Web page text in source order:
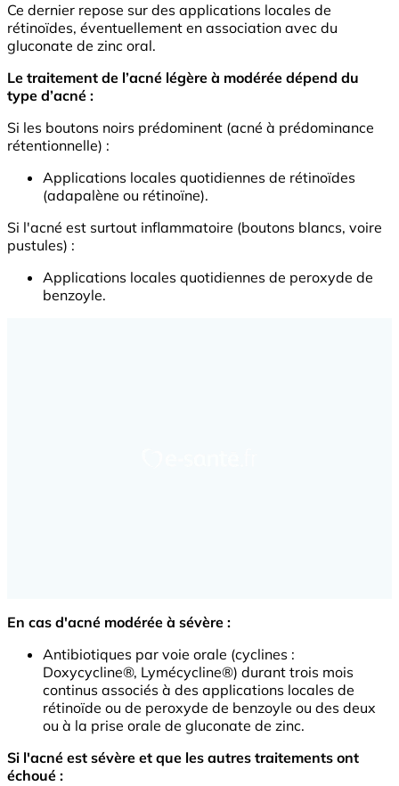
Ce dernier repose sur des applications locales de
rétinoïdes, éventuellement en association avec du
gluconate de zinc oral.
Le traitement de l’acné légère à modérée dépend du
type d’acné :
Si les boutons noirs prédominent (acné à prédominance
rétentionnelle) :
Applications locales quotidiennes de rétinoïdes
(adapalène ou rétinoïne).
Si l'acné est surtout inflammatoire (boutons blancs, voire
pustules) :
Applications locales quotidiennes de peroxyde de
benzoyle.
En cas d'acné modérée à sévère :
Antibiotiques par voie orale (cyclines :
Doxycycline®, Lymécycline®) durant trois mois
continus associés à des applications locales de
rétinoïde ou de peroxyde de benzoyle ou des deux
ou à la prise orale de gluconate de zinc.
Si l'acné est sévère et que les autres traitements ont
échoué :